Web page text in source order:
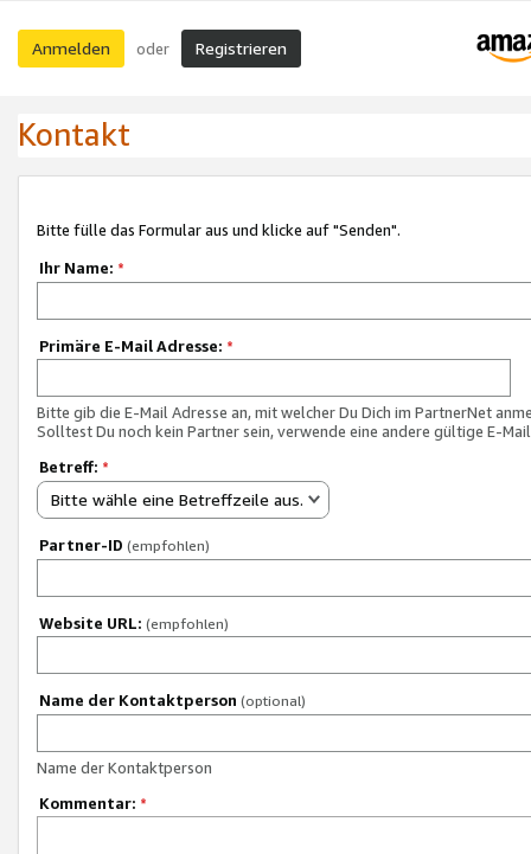
Anmelden oder Registrieren
Kontakt
Bitte fülle das Formular aus und klicke auf "Senden".
Ihr Name: *
Primäre E-Mail Adresse: *
Bitte gib die E-Mail Adresse an, mit welcher Du Dich im PartnerNet
Solltest Du noch kein Partner sein, verwende eine andere gültige E-
Betreff: *
Bitte wähle eine Betreffzeile aus.
Partner-ID (empfohlen)
Website URL: (empfohlen)
Name der Kontaktperson (optional)
Name der Kontaktperson
Kommentar: *